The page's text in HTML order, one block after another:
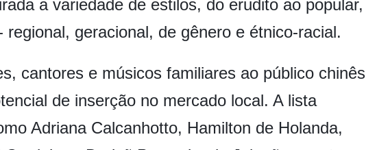
a variedade de estilos, do erudito ao popular,
regional, geracional, de gênero e étnico-racial.
cantores e músicos familiares ao público chinês
de inserção no mercado local. A lista
Adriana Calcanhotto, Hamilton de Holanda,